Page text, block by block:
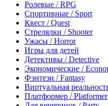
Ролевые / RPG
Спортивные / Sport
Квест / Quest
Стрелялки / Shooter
Ужасы / Horror
Игры для детей
Детективы / Detective
Экономические /
Фэнтези / Fantasy
Виртуальная
Платформер / Platformer